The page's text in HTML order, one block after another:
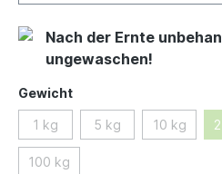
Nach der Ernte
ungewaschen!
Gewicht
1 kg 5 kg 10 kg
100 kg